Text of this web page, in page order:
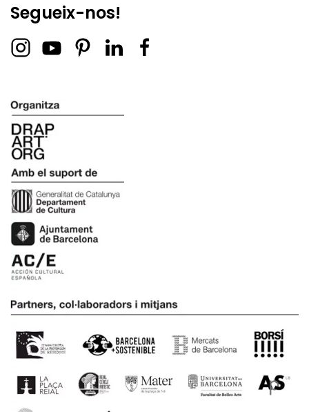
Segueix-nos!